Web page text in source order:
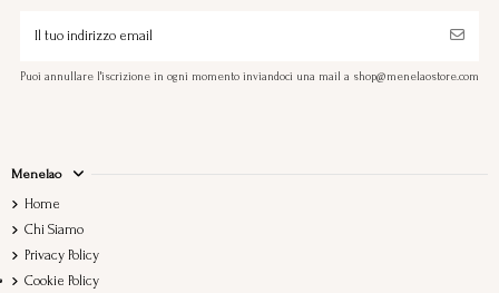
Puoi annullare l'iscrizione in ogni momento inviandoci una mail a shop@menelaostore.com
Menelao
Home
Chi Siamo
Privacy Policy
Cookie Policy